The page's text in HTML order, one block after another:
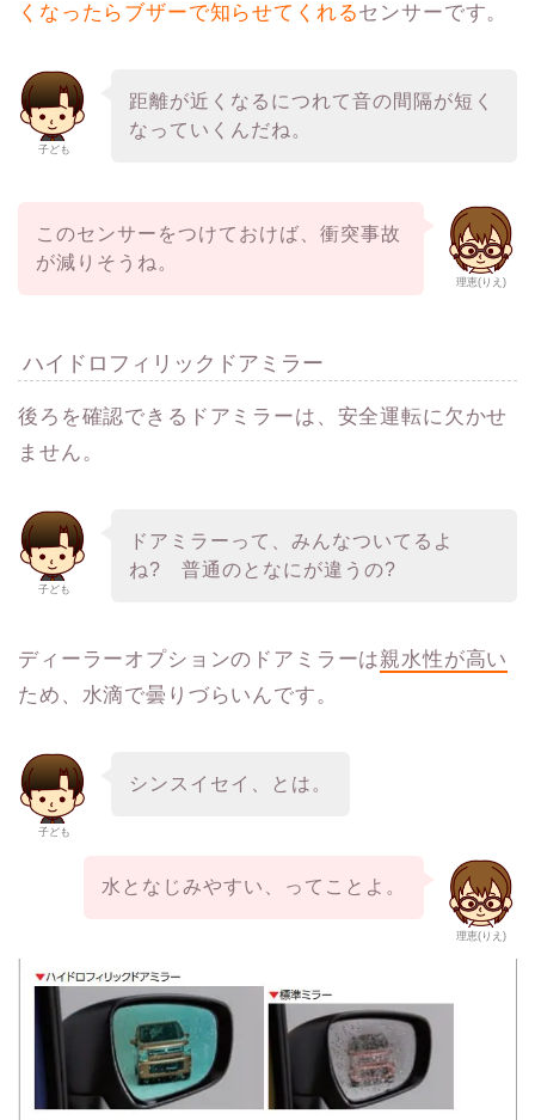
くなったらブザーで知らせてくれるセンサーです。
子ども
距離が近くなるにつれて音の間隔が短く
なっていくんだね。
理恵(りえ)
このセンサーをつけておけば、衝突事故
が減りそうね。
ハイドロフィリックドアミラー
後ろを確認できるドアミラーは、安全運転に欠かせ
ません。
子ども
ドアミラーって、みんなついてるよ
ね? 普通のとなにが違うの?
ディーラーオプションのドアミラーは親水性が高い
ため、水滴で曇りづらいんです。
子ども
シンスイセイ、とは。
理恵(りえ)
水となじみやすい、ってことよ。